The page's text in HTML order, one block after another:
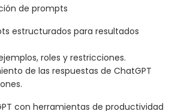
de prompts
estructurados para resultados
roles y restricciones.
de las respuestas de ChatGPT
con herramientas de productividad